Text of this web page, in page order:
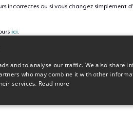
incorrectes ou si vous changez simplement
ici.
and to analyse our traffic. We also share
who may combine it with other
services. Read more